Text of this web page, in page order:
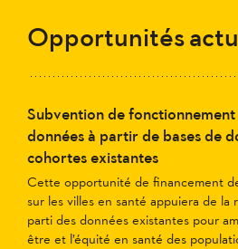
Opportunités
Subvention de fonctionnement
données à partir de bases de
cohortes existantes
Cette opportunité de financement
sur les villes en santé appuiera de
parti des données existantes pour
être et l’équité en santé des